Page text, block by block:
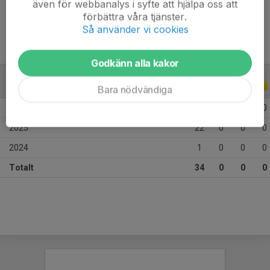
Tidigare klubbar
FF Jaguar södra, ADAS
ALLA ÅR
0
2025 22 0 0 0
2024 1 0 0 0
Totalt 34 0 0 0
även för webbanalys i syfte att hjälpa oss att
förbättra våra tjänster.
Så använder vi cookies
Godkänn alla kakor
Bara nödvändiga